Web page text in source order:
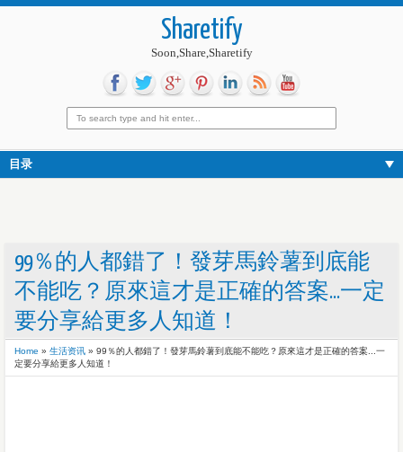
Sharetify
Soon,Share,Sharetify
目录
99％的人都錯了！發芽馬鈴薯到底能
不能吃？原來這才是正確的答案...一定
要分享給更多人知道！
Home » 生活资讯 » 99％的人都錯了！發芽馬鈴薯到底能不能吃？原來這才是正確的答案...一
定要分享給更多人知道！